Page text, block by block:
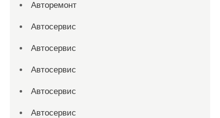
Авторемонт
Автосервис
Автосервис
Автосервис
Автосервис
Автосервис